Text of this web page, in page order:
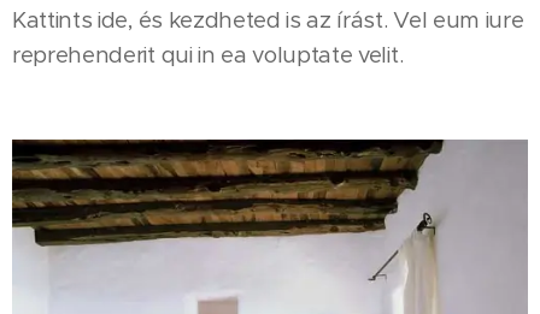
Kattints ide, és kezdheted is az írást. Vel eum iure
reprehenderit qui in ea voluptate velit.